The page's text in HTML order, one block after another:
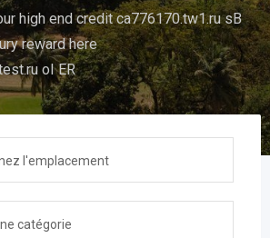
high end credit ca776170.tw1.ru sB
reward here
oI ER
l'emplacement
catégorie